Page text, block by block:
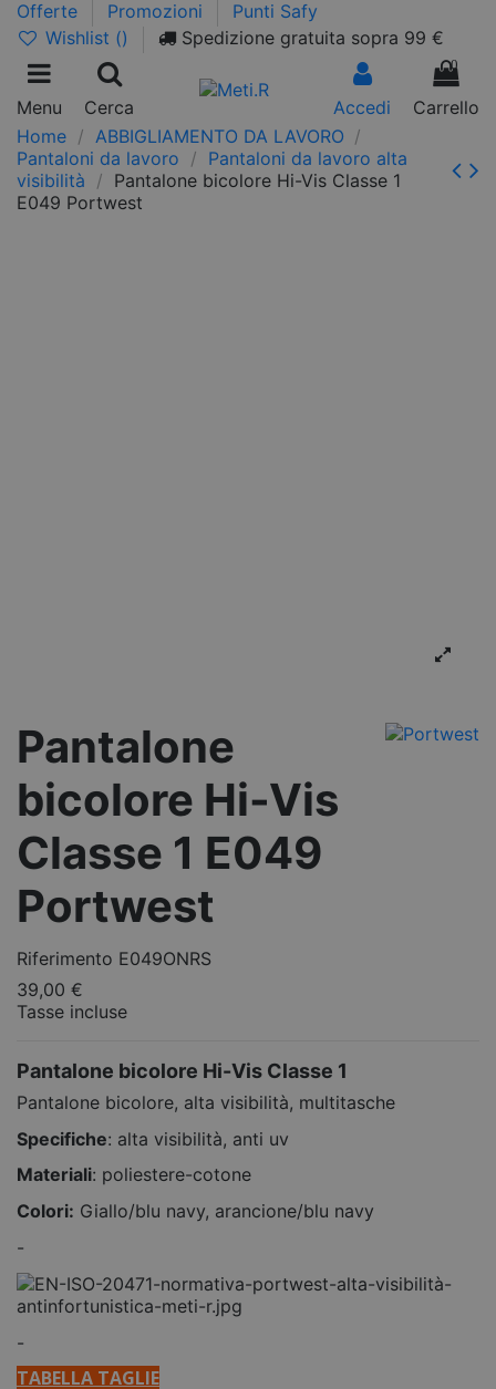
Offerte Promozioni
Punti Safy
Wishlist () Spedizione gratuita sopra 99 €
Menu Cerca Accedi
0
Carrello
Home
ABBIGLIAMENTO DA LAVORO
Pantaloni da lavoro
Pantaloni da lavoro alta
visibilità
Pantalone bicolore Hi-Vis Classe 1
E049 Portwest
Pantalone
bicolore Hi-Vis
Classe 1 E049
Portwest
Riferimento E049ONRS
39,00 €
Tasse incluse
Pantalone bicolore Hi-Vis Classe 1
Pantalone bicolore, alta visibilità, multitasche
Specifiche: alta visibilità, anti uv
Materiali: poliestere-cotone
Colori: Giallo/blu navy, arancione/blu navy
-
-
TABELLA TAGLIE